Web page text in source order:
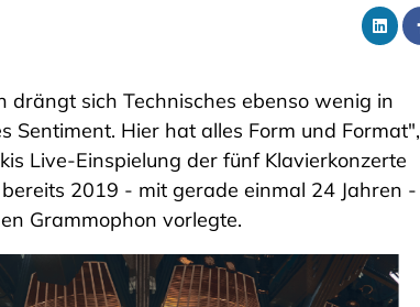
drängt sich Technisches ebenso wenig in
Sentiment. Hier hat alles Form und Format",
Live-Einspielung der fünf Klavierkonzerte
2019 - mit gerade einmal 24 Jahren -
Grammophon vorlegte.